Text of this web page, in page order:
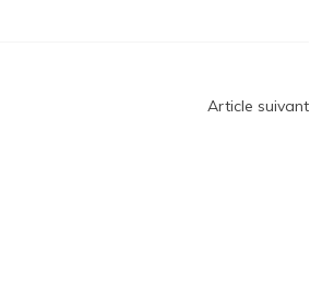
Article suivant